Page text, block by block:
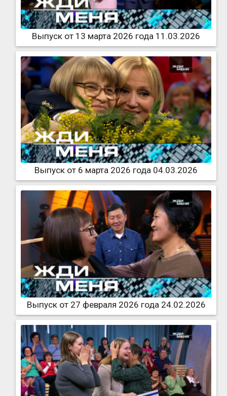
Выпуск от 13 марта 2026 года 11.03.2026
Выпуск от 6 марта 2026 года 04.03.2026
Выпуск от 27 февраля 2026 года 24.02.2026